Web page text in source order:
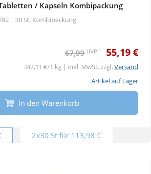
/ Kapseln Kombipackung
| 30 St, Kombipackung
67,99 UVP 1 55,19 €
347,11 €/1 kg | inkl. MwSt. zzgl.Versand
Artikel auf Lager
In den Warenkorb
2x30 St für 113,98 €